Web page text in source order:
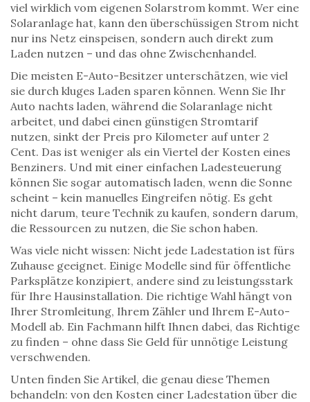
viel wirklich vom eigenen Solarstrom kommt. Wer eine
Solaranlage hat, kann den überschüssigen Strom nicht
nur ins Netz einspeisen, sondern auch direkt zum
Laden nutzen – und das ohne Zwischenhandel.
Die meisten E-Auto-Besitzer unterschätzen, wie viel
sie durch kluges Laden sparen können. Wenn Sie Ihr
Auto nachts laden, während die Solaranlage nicht
arbeitet, und dabei einen günstigen Stromtarif
nutzen, sinkt der Preis pro Kilometer auf unter 2
Cent. Das ist weniger als ein Viertel der Kosten eines
Benziners. Und mit einer einfachen Ladesteuerung
können Sie sogar automatisch laden, wenn die Sonne
scheint – kein manuelles Eingreifen nötig. Es geht
nicht darum, teure Technik zu kaufen, sondern darum,
die Ressourcen zu nutzen, die Sie schon haben.
Was viele nicht wissen: Nicht jede Ladestation ist fürs
Zuhause geeignet. Einige Modelle sind für öffentliche
Parksplätze konzipiert, andere sind zu leistungsstark
für Ihre Hausinstallation. Die richtige Wahl hängt von
Ihrer Stromleitung, Ihrem Zähler und Ihrem E-Auto-
Modell ab. Ein Fachmann hilft Ihnen dabei, das Richtige
zu finden – ohne dass Sie Geld für unnötige Leistung
verschwenden.
Unten finden Sie Artikel, die genau diese Themen
behandeln: von den Kosten einer Ladestation über die